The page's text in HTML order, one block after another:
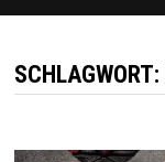
SCHLAGWORT: